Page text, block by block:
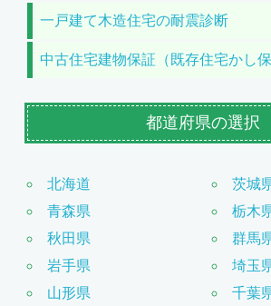
一戸建て木造住宅の耐震診断
中古住宅建物保証（既存住宅かし保
都道府県の選択
北海道
青森県
秋田県
岩手県
山形県
茨城
栃木
群馬
埼玉
千葉